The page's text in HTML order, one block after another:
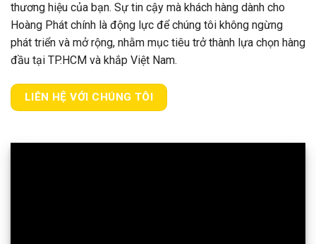
thương hiệu của bạn. Sự tin cậy mà khách hàng dành cho
Hoàng Phát chính là động lực để chúng tôi không ngừng
phát triển và mở rộng, nhằm mục tiêu trở thành lựa chọn hàng
đầu tại TP.HCM và khắp Việt Nam.
LIÊN HỆ VỚI CHÚNG TÔI